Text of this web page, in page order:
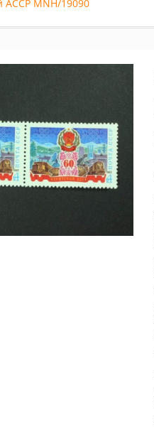
АССР MNH/19090